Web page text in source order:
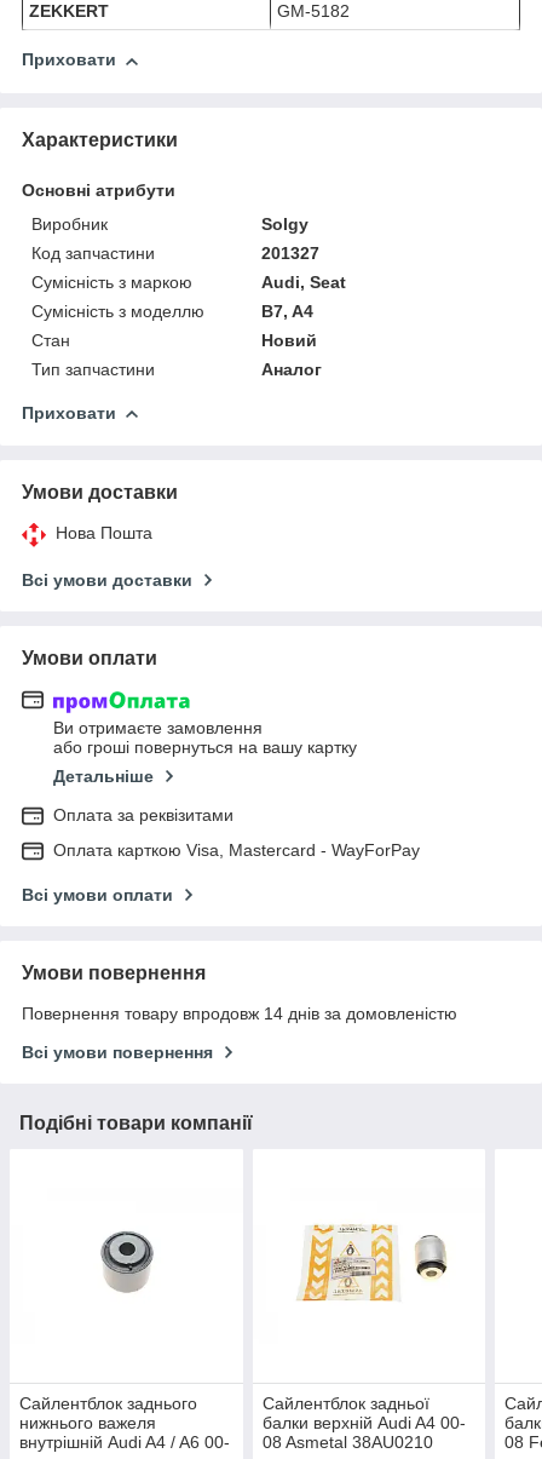
ZEKKERT
GM-5182
Приховати
Характеристики
Основні атрибути
Виробник
Solgy
Код запчастини
201327
Сумісність з маркою
Audi, Seat
Сумісність з моделлю
B7, A4
Стан
Новий
Тип запчастини
Аналог
Приховати
Умови доставки
Нова Пошта
Всі умови доставки
Умови оплати
Ви отримаєте замовлення
або гроші повернуться на вашу картку
Детальніше
Оплата за реквізитами
Оплата карткою Visa, Mastercard - WayForPay
Всі умови оплати
Умови повернення
Повернення товару впродовж 14 днів за домовленістю
Всі умови повернення
Подібні товари компанії
Сайлентблок заднього
нижнього важеля
внутрішній Audi A4 / A6 00-
Сайлентблок задньої
балки верхній Audi A4 00-
08 Asmetal 38AU0210
08